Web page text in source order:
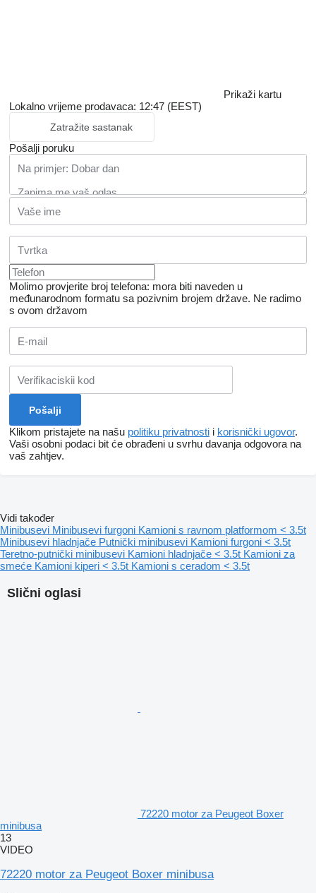
Prikaži kartu
Lokalno vrijeme prodavaca: 12:47 (EEST)
Zatražite sastanak
Pošalji poruku
Molimo provjerite broj telefona: mora biti naveden u
međunarodnom formatu sa pozivnim brojem države. Ne radimo
s ovom državom
Klikom pristajete na našu politiku privatnosti i korisnički ugovor.
Vaši osobni podaci bit će obrađeni u svrhu davanja odgovora na
vaš zahtjev.
Slični oglasi
72220 motor za Peugeot Boxer
minibusa
13
VIDEO
72220 motor za Peugeot Boxer minibusa
Vidi također
Minibusevi Minibusevi furgoni Kamioni s ravnom platformom < 3.5t
Minibusevi hladnjače Putnički minibusevi Kamioni furgoni < 3.5t
Teretno-putnički minibusevi Kamioni hladnjače < 3.5t Kamioni za
smeće Kamioni kiperi < 3.5t Kamioni s ceradom < 3.5t